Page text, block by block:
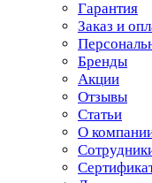
Гарантия
Заказ и
Бренды
Акции
Отзывы
Статьи
О